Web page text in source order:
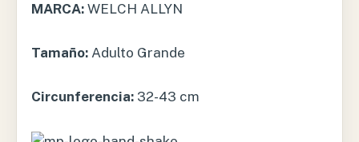
MARCA: WELCH ALLYN
Tamaño: Adulto Grande
Circunferencia: 32-43 cm